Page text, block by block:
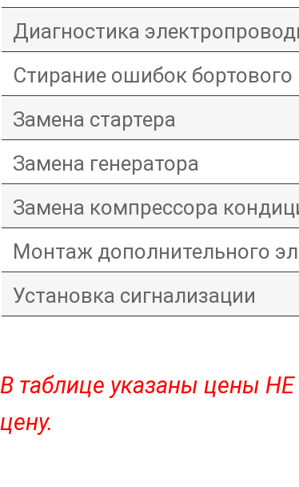
р
ж
а
ю
Диагностика
Стирание ошибок
Замена стартера
Замена генератора
Замена компрессора
Монтаж дополнительного
Установка сигнализации
В таблице указаны цены
цену.